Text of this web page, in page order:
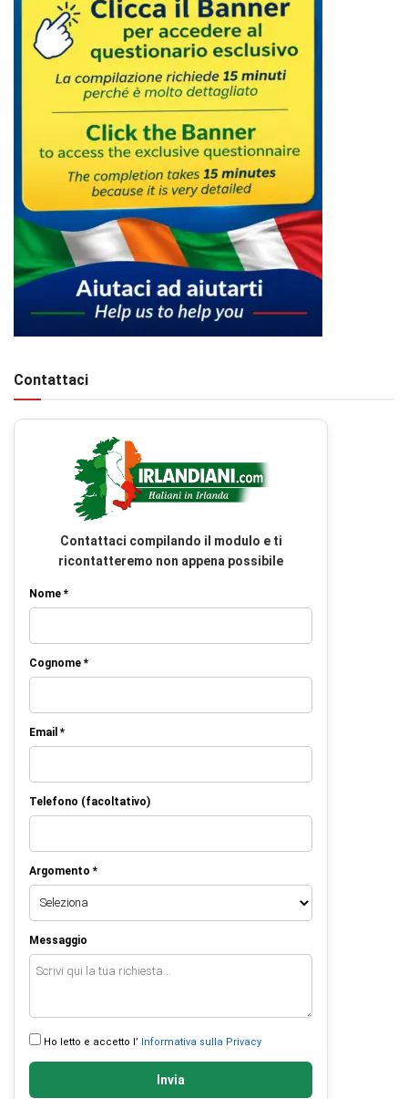
Contattaci
Contattaci compilando il modulo e ti
ricontatteremo non appena possibile
Nome *
Cognome *
Email *
Telefono (facoltativo)
Argomento *
Messaggio
Ho letto e accetto l’ Informativa sulla Privacy
Invia